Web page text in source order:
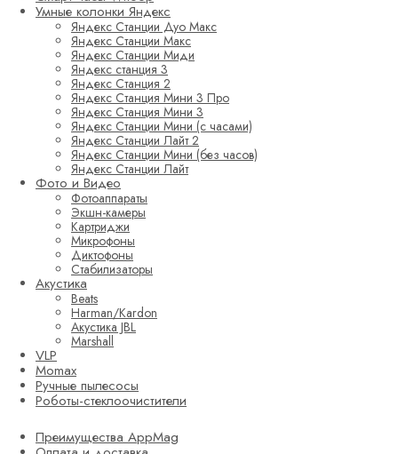
Умные колонки Яндекс
Яндекс Станции Дуо Макс
Яндекс Станции Макс
Яндекс Станции Миди
Яндекс станция 3
Яндекс Станция 2
Яндекс Станция Мини 3 Про
Яндекс Станция Мини 3
Яндекс Станции Мини (с часами)
Яндекс Станции Лайт 2
Яндекс Станции Мини (без часов)
Яндекс Станции Лайт
Фото и Видео
Фотоаппараты
Экшн-камеры
Картриджи
Микрофоны
Диктофоны
Стабилизаторы
Акустика
Beats
Harman/Kardon
Акустика JBL
Marshall
VLP
Momax
Ручные пылесосы
Роботы-стеклоочистители
Преимущества AppMag